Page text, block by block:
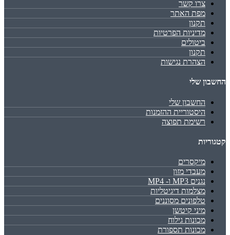
צרו קשר
מפת האתר
תקנון
מדיניות הפרטיות
ביטולים
תקנון
הצהרת נגישות
החשבון שלי
החשבון שלי
היסטוריית ההזמנות
רשימת תפוצה
קטגוריות
מיקסרים
מעבדי מזון
נגנים MP3 ו- MP4
מצלמות דיגיטליות
טלפונים מסוננים
מיני קיטשן
מכונות גילוח
מכונות תספורת